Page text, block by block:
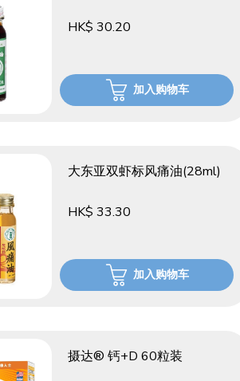
HK$ 30.20
加入购物车
大东亚双虾标风痛油(28ml)
HK$ 33.30
加入购物车
摄达® 钙+D 60粒装